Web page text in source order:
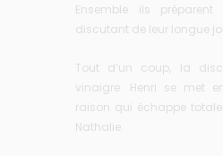
Ensemble ils
discutant de leur longue
Tout d’un coup, la
vinaigre. Henri se met
raison qui échappe
Nathalie.